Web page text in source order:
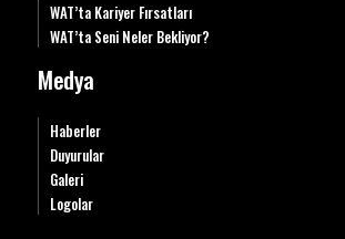
WAT’ta Kariyer Fırsatları
WAT’ta Seni Neler Bekliyor?
Medya
Haberler
Duyurular
Galeri
Logolar